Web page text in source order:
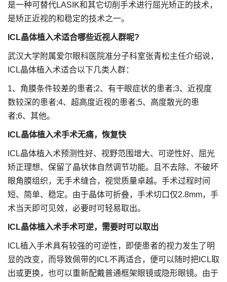
是一种可替代LASIK和其它切削手术进行屈光矫正的技术，
是矫正近视的和稳定的技术之一。
ICL晶体植入术适合哪些近视人群呢?
武汉大学附属爱尔眼科医院准分子科室张青松主任介绍说，
ICL晶体植入术适合以下几类人群：
1、角膜条件较差的患者;2、有干眼症状的患者;3、近视度
数较深的患者;4、超高度近视的患者;5、高度散光的患
者;6、其他。
ICL晶体植入术手术无痛，恢复快
ICL晶体植入术预测性好、视野范围增大、可逆性好、屈光
矫正理想、保留了晶状体自然调节功能。且不去除、不破坏
眼角膜组织，无手术缝合，视觉质量卓越。手术过程时间
短、简单、稳定。由于晶体可折叠，手术切口仅2.8mm，手
术当天即可见效，必要时可轻易取出。
ICL晶体植入术手术可逆，需要时可以取出
ICL植入手术具有较强的可逆性，即使患者的视力发生了明
显的改变，而导致佩带的ICL不再适合，便可以随时把ICL取
出或更换，也可以重新配戴普通框架眼镜或隐形眼镜。由于